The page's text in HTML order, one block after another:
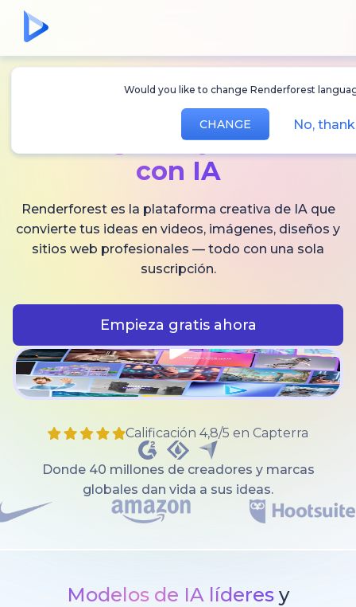
Would you like to change Renderforest
CHANGE No,
videos,
imágenesy audio
con IA
Renderforest es la plataforma creativa de IA que
convierte tus ideas en videos, imágenes, diseños y
sitios web profesionales — todo con una sola
suscripción.
Empieza gratis ahora
Calificación 4,8/5 en Capterra
Donde 40 millones de creadores y marcas
globales dan vida a sus ideas.
Modelos de IA líderes y